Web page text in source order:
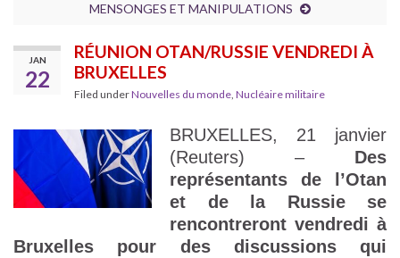
MENSONGES ET MANIPULATIONS
JAN
22
RÉUNION OTAN/RUSSIE VENDREDI À
BRUXELLES
Filed underNouvelles du monde, Nucléaire militaire
BRUXELLES, 21 janvier
(Reuters) – Des
représentants de l’Otan
et de la Russie se
rencontreront vendredi à
Bruxelles pour des discussions qui